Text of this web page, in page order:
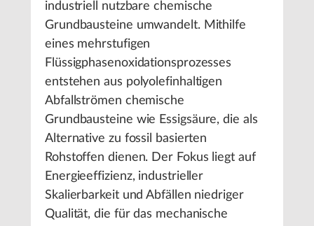
industriell nutzbare chemische
Grundbausteine umwandelt. Mithilfe
eines mehrstufigen
Flüssigphasenoxidationsprozesses
entstehen aus polyolefinhaltigen
Abfallströmen chemische
Grundbausteine wie Essigsäure, die als
Alternative zu fossil basierten
Rohstoffen dienen. Der Fokus liegt auf
Energieeffizienz, industrieller
Skalierbarkeit und Abfällen niedriger
Qualität, die für das mechanische